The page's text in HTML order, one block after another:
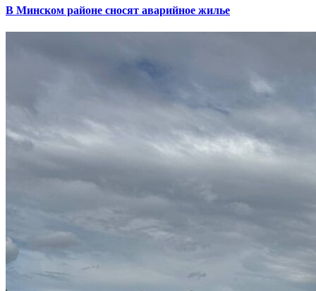
В Минском районе сносят аварийное жилье